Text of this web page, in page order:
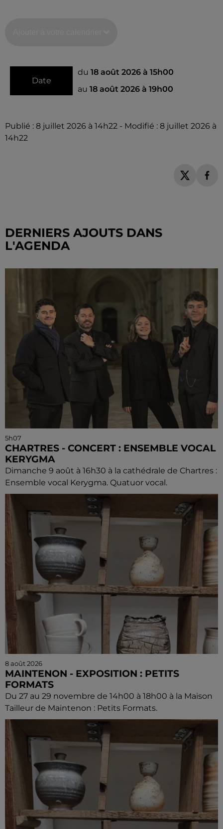
Date
du 18 août 2026 à 15h00
au 18 août 2026 à 19h00
Publié : 8 juillet 2026 à 14h22 - Modifié : 8 juillet 2026 à
14h22
DERNIERS AJOUTS DANS
L'AGENDA
5h07
CHARTRES - CONCERT : ENSEMBLE VOCAL
KERYGMA
Dimanche 9 août à 16h30 à la cathédrale de Chartres :
Ensemble vocal Kerygma. Quatuor vocal.
8 août 2026
MAINTENON - EXPOSITION : PETITS
FORMATS
Du 27 au 29 novembre de 14h00 à 18h00 à la Maison
Tailleur de Maintenon : Petits Formats.